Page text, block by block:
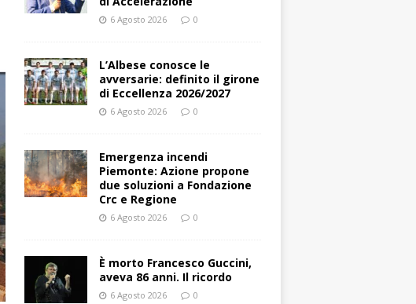
6 Agosto 2026 0
L’Albese conosce le
avversarie: definito il girone
di Eccellenza 2026/2027
6 Agosto 2026 0
Emergenza incendi
Piemonte: Azione propone
due soluzioni a Fondazione
Crc e Regione
6 Agosto 2026 0
È morto Francesco Guccini,
aveva 86 anni. Il ricordo
6 Agosto 2026 0